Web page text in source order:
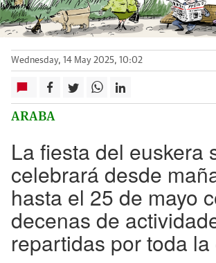
Wednesday, 14 May 2025, 10:02
ARABA
La fiesta del euskera
celebrará desde
hasta el 25 de mayo
decenas de
repartidas por toda